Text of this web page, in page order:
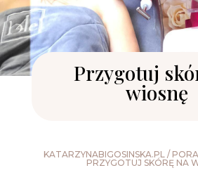
Przygotuj
wiosnę
KATARZYNABIGOSINSKA.PL /
PRZYGOTUJ SKÓRĘ NA